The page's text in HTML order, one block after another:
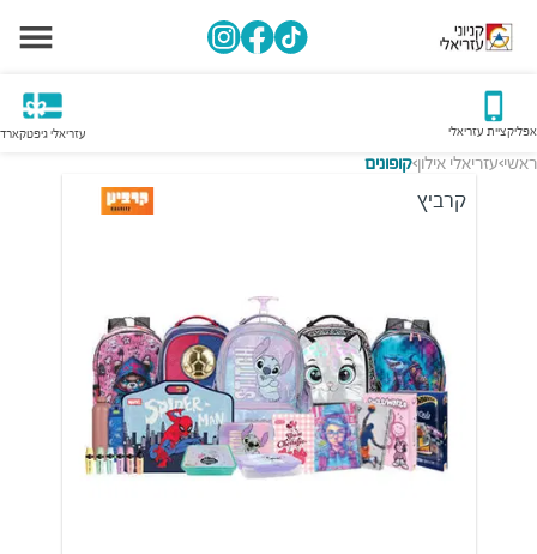
אפליקציית עזריאלי עזריאלי גיפטקארד
ראשי>עזריאלי אילון>קופונים
קרביץ